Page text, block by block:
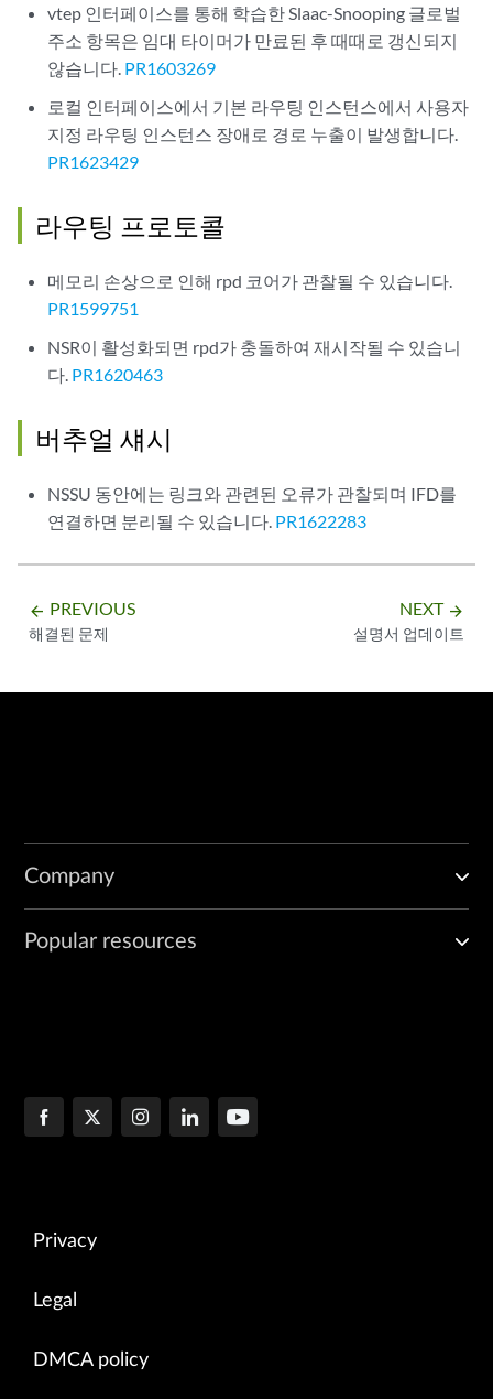
vtep 인터페이스를 통해 학습한 Slaac-Snooping 글로벌
주소 항목은 임대 타이머가 만료된 후 때때로 갱신되지
않습니다. PR1603269
로컬 인터페이스에서 기본 라우팅 인스턴스에서 사용자
지정 라우팅 인스턴스 장애로 경로 누출이 발생합니다.
PR1623429
라우팅 프로토콜
메모리 손상으로 인해 rpd 코어가 관찰될 수 있습니다.
PR1599751
NSR이 활성화되면 rpd가 충돌하여 재시작될 수 있습니
다. PR1620463
버추얼 섀시
NSSU 동안에는 링크와 관련된 오류가 관찰되며 IFD를
연결하면 분리될 수 있습니다. PR1622283
arrow_backward PREVIOUS
해결된 문제
NEXT arrow_forward
설명서 업데이트
Company
Popular resources
Privacy
Legal
DMCA policy